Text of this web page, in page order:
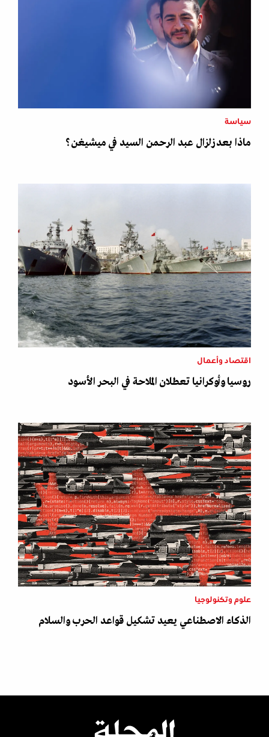
سياسة
ماذا بعد زلزال عبد الرحمن السيد في ميشيغن؟
اقتصاد وأعمال
روسيا وأوكرانيا تعطلان الملاحة في البحر الأسود
علوم وتكنولوجيا
الذكاء الاصطناعي يعيد تشكيل قواعد الحرب والسلام